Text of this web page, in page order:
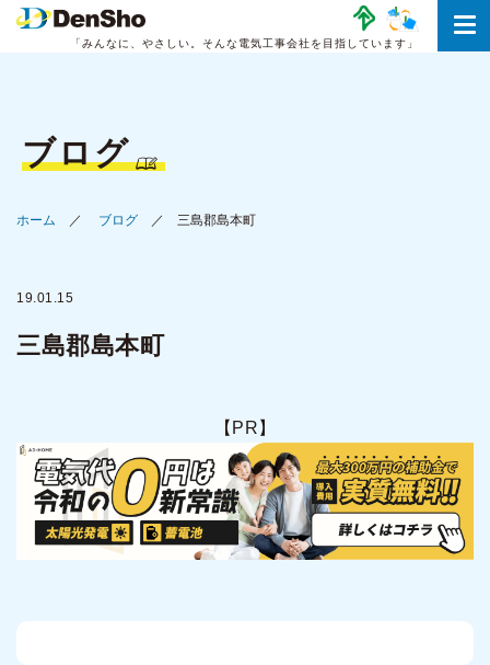
「みんなに、やさしい。 そんな電気工事会社を目指しています」
ブログ
ホーム ブログ 三島郡島本町
19.01.15
三島郡島本町
【PR】